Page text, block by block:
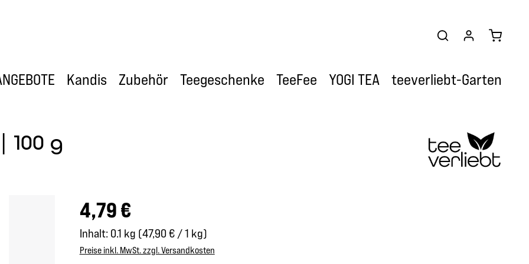
Kandis Zubehör Teegeschenke TeeFee YOGI TEA teeverliebt-Garten
100 g
Regulärer Preis:
4,79 €
Inhalt: 0.1 kg (47,90 € / 1 kg)
Preise inkl. MwSt. zzgl. Versandkosten